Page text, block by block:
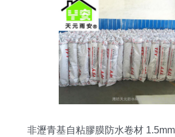
非瀝青基自粘膠膜防水卷材